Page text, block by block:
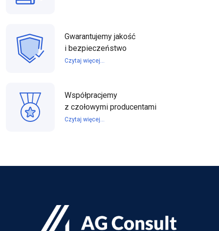
Gwarantujemy jakość
i bezpieczeństwo
Czytaj więcej...
Współpracjemy
z czołowymi producentami
Czytaj więcej...